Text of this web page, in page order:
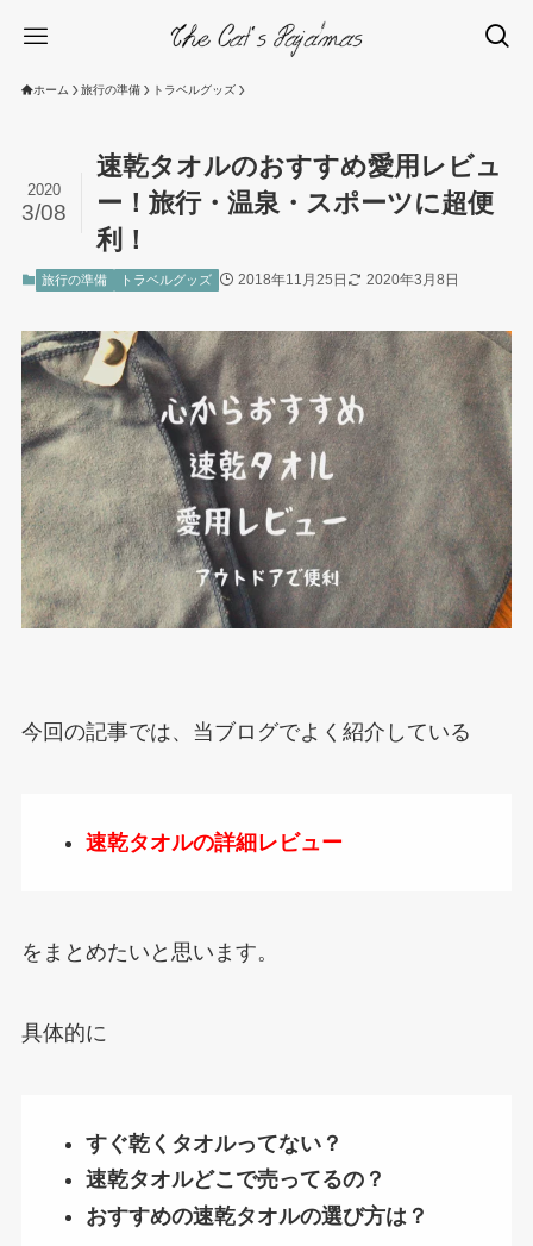
ホーム 旅行の準備 トラベルグッズ
速乾タオルのおすすめ愛用レビュ
ー！旅行・温泉・スポーツに超便
利！
2020
3/08
旅行の準備 トラベルグッズ 2018年11月25日 2020年3月8日
今回の記事では、当ブログでよく紹介している
速乾タオルの詳細レビュー
をまとめたいと思います。
具体的に
すぐ乾くタオルってない？
速乾タオルどこで売ってるの？
おすすめの速乾タオルの選び方は？